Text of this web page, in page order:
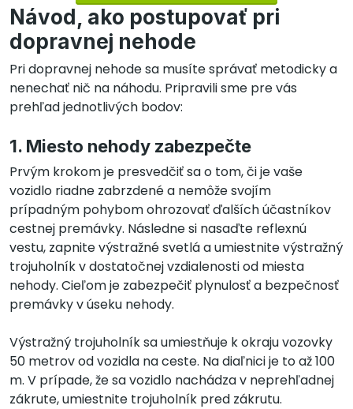
Návod, ako postupovať pri
dopravnej nehode
Pri dopravnej nehode sa musíte správať metodicky a
nenechať nič na náhodu. Pripravili sme pre vás
prehľad jednotlivých bodov:
1. Miesto nehody zabezpečte
Prvým krokom je presvedčiť sa o tom, či je vaše
vozidlo riadne zabrzdené a nemôže svojím
prípadným pohybom ohrozovať ďalších účastníkov
cestnej premávky. Následne si nasaďte reflexnú
vestu, zapnite výstražné svetlá a umiestnite výstražný
trojuholník v dostatočnej vzdialenosti od miesta
nehody. Cieľom je zabezpečiť plynulosť a bezpečnosť
premávky v úseku nehody.
Výstražný trojuholník sa umiestňuje k okraju vozovky
50 metrov od vozidla na ceste. Na diaľnici je to až 100
m. V prípade, že sa vozidlo nachádza v neprehľadnej
zákrute, umiestnite trojuholník pred zákrutu.